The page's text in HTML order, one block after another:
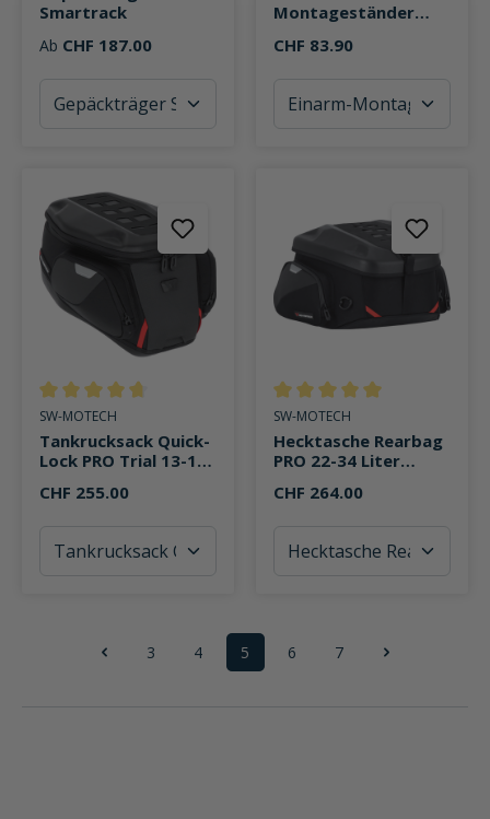
Smartrack
Ab CHF 187.00
Montageständer
CHF 83.90
Durchschnittliche Bewertung von 4.6 von 5 Sternen
SW-MOTECH
Tankrucksack Quick-
Lock PRO Trial 13-18
CHF 255.00
Durchschnittliche Bewertung
SW-MOTECH
Hecktasche Rearbag
PRO 22-34 Liter
CHF 264.00
Seite
3 Seite
4 Seite
5 Seite
6 Seite
7